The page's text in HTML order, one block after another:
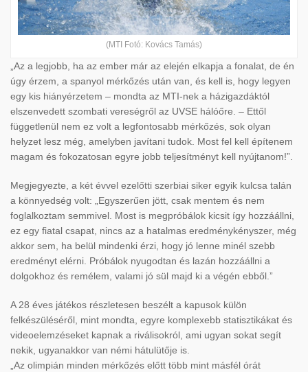
(MTI Fotó: Kovács Tamás)
„Az a legjobb, ha az ember már az elején elkapja a fonalat, de én
úgy érzem, a spanyol mérkőzés után van, és kell is, hogy legyen
egy kis hiányérzetem – mondta az MTI-nek a házigazdáktól
elszenvedett szombati vereségről az UVSE hálóőre. – Ettől
függetlenül nem ez volt a legfontosabb mérkőzés, sok olyan
helyzet lesz még, amelyben javítani tudok. Most fel kell építenem
magam és fokozatosan egyre jobb teljesítményt kell nyújtanom!”.
Megjegyezte, a két évvel ezelőtti szerbiai siker egyik kulcsa talán
a könnyedség volt: „Egyszerűen jött, csak mentem és nem
foglalkoztam semmivel. Most is megpróbálok kicsit így hozzáállni,
ez egy fiatal csapat, nincs az a hatalmas eredménykényszer, még
akkor sem, ha belül mindenki érzi, hogy jó lenne minél szebb
eredményt elérni. Próbálok nyugodtan és lazán hozzáállni a
dolgokhoz és remélem, valami jó sül majd ki a végén ebből.”
A 28 éves játékos részletesen beszélt a kapusok külön
felkészüléséről, mint mondta, egyre komplexebb statisztikákat és
videoelemzéseket kapnak a riválisokról, ami ugyan sokat segít
nekik, ugyanakkor van némi hátulütője is.
„Az olimpián minden mérkőzés előtt több mint másfél órát